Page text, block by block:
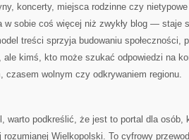
koncerty, miejsca rodzinne czy
w sobie coś więcej niż zwykły blog — staje
treści sprzyja budowaniu społeczności,
ale kimś, kto może szukać odpowiedzi na
czasem wolnym czy odkrywaniem regionu.
warto podkreślić, że jest to portal dla osób,
Wielkopolski. To cyfrowy